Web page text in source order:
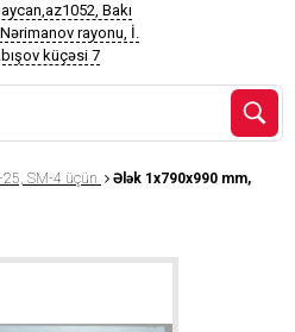
Bakı
rayonu, İ.
küçəsi 7
25, SM-4 üçün
Ələk 1x790x990 mm,